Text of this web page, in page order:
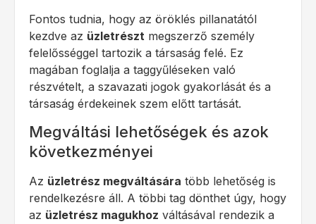
Fontos tudnia, hogy az öröklés pillanatától
kezdve az üzletrészt megszerző személy
felelősséggel tartozik a társaság felé. Ez
magában foglalja a taggyűléseken való
részvételt, a szavazati jogok gyakorlását és a
társaság érdekeinek szem előtt tartását.
Megváltási lehetőségek és azok
következményei
Az üzletrész megváltására több lehetőség is
rendelkezésre áll. A többi tag dönthet úgy, hogy
az üzletrész magukhoz váltásával rendezik a